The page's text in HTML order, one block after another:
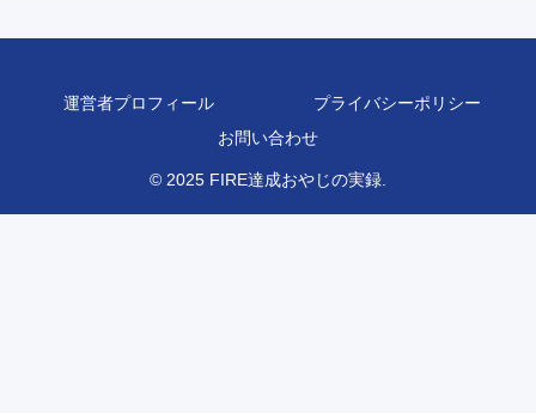
運営者プロフィール
プライバシーポリシー
お問い合わせ
© 2025 FIRE達成おやじの実録.